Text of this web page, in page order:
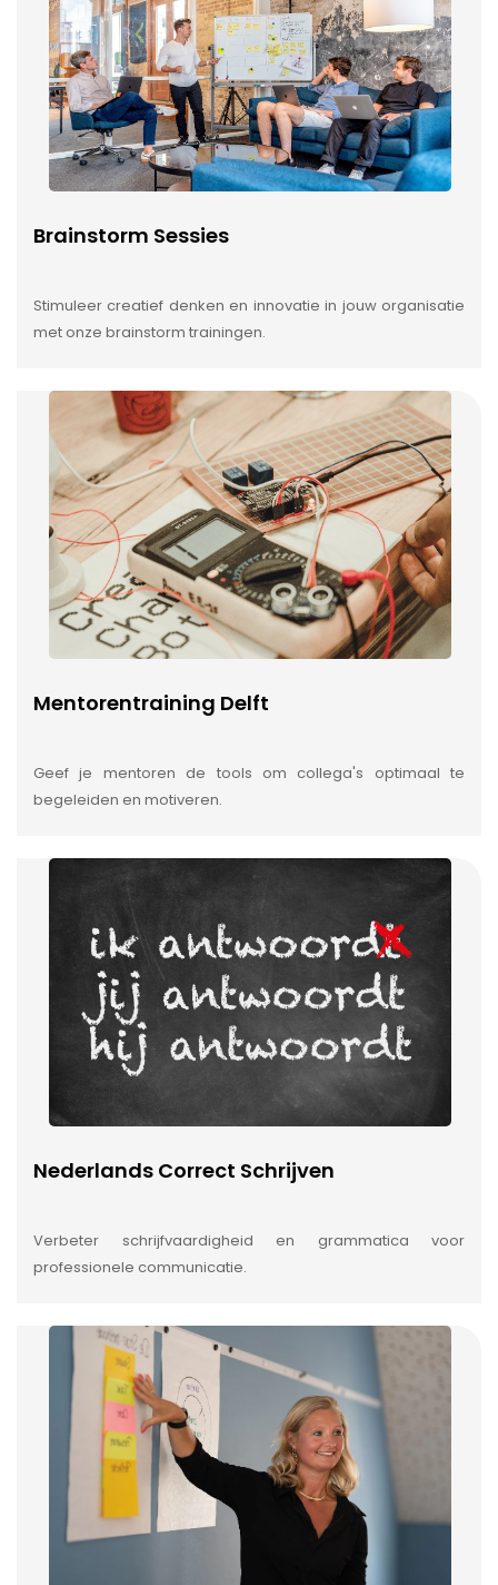
Brainstorm Sessies
Stimuleer creatief denken en innovatie in jouw organisatie
met onze brainstorm trainingen.
Mentorentraining Delft
Geef je mentoren de tools om collega's optimaal te
begeleiden en motiveren.
Nederlands Correct Schrijven
Verbeter schrijfvaardigheid en grammatica voor
professionele communicatie.